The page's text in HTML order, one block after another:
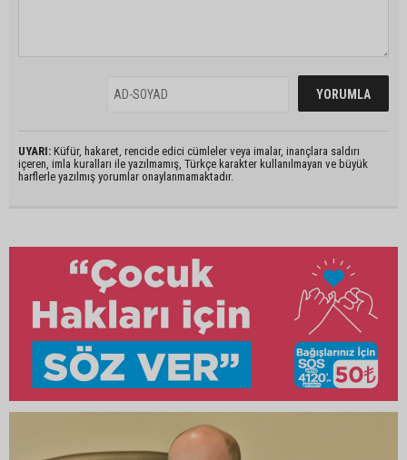
UYARI: Küfür, hakaret, rencide edici cümleler veya imalar, inançlara saldırı
içeren, imla kuralları ile yazılmamış, Türkçe karakter kullanılmayan ve büyük
harflerle yazılmış yorumlar onaylanmamaktadır.